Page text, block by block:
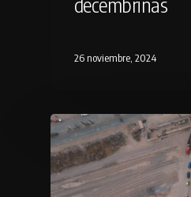
26 noviembre, 2024